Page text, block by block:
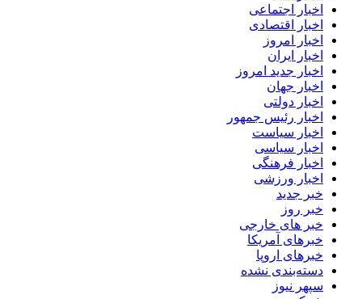
اخبار اجتماعی
اخبار اقتصادی
اخبار امروز
اخبار ایران
اخبار جدید امروز
اخبار جهان
اخبار دولتی
اخبار رئیس جمهور
اخبار سیاست
اخبار سیاسی
اخبار فرهنگی
اخبار ورزشی
خبر جدید
خبر روز
خبر های خارجی
خبرهای آمریکا
خبرهای اروپا
دسته‌بندی نشده
سپهر نیوز